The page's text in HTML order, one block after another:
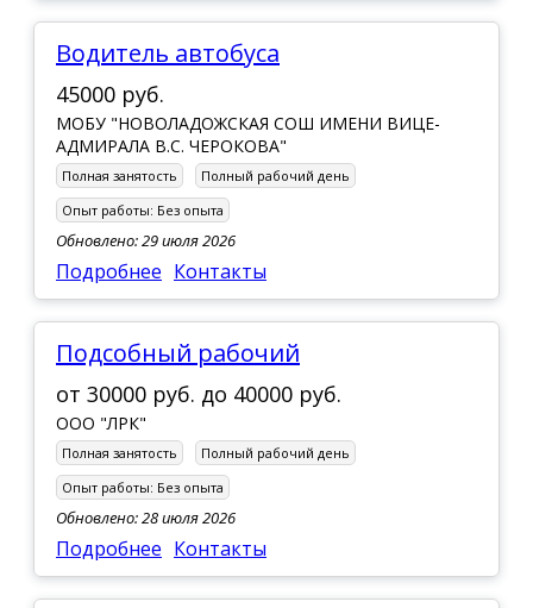
Водитель автобуса
45000 руб.
МОБУ "НОВОЛАДОЖСКАЯ СОШ ИМЕНИ ВИЦЕ-
АДМИРАЛА В.С. ЧЕРОКОВА"
Полная занятость
Полный рабочий день
Опыт работы: Без опыта
Обновлено: 29 июля 2026
Подробнее Контакты
подсобный рабочий
от 30000 руб. до 40000 руб.
ООО "ЛРК"
Полная занятость
Полный рабочий день
Опыт работы: Без опыта
Обновлено: 28 июля 2026
Подробнее Контакты